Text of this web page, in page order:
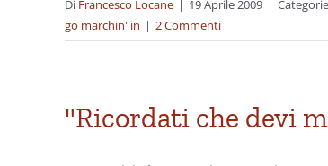
Di Francesco Locane | 19 Aprile 2009 |
go marchin' in | 2 Commenti
"Ricordati che devi